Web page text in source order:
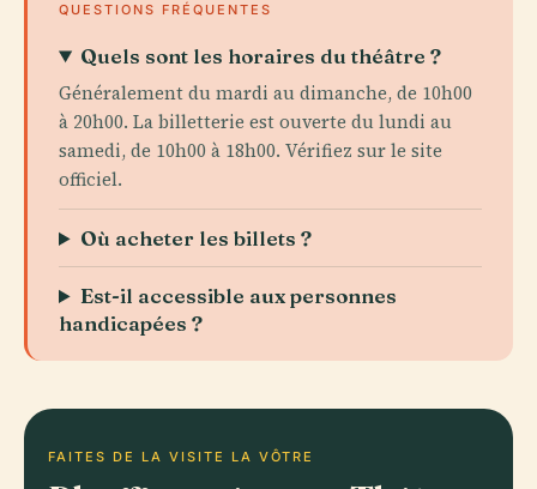
QUESTIONS FRÉQUENTES
Quels sont les horaires du théâtre ?
Généralement du mardi au dimanche, de 10h00
à 20h00. La billetterie est ouverte du lundi au
samedi, de 10h00 à 18h00. Vérifiez sur le site
officiel.
Où acheter les billets ?
Est-il accessible aux personnes
handicapées ?
FAITES DE LA VISITE LA VÔTRE